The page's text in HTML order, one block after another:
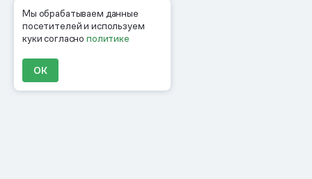
Мы обрабатываем данные
посетителей и используем
куки согласнополитике
ОК